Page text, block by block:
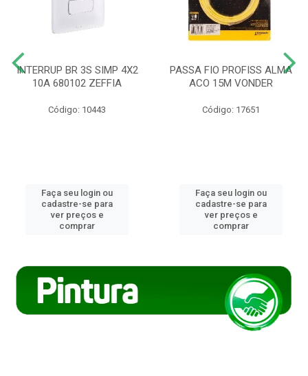
INTERRUP BR 3S SIMP 4X2
10A 680102 ZEFFIA
Código: 10443
Faça seu login ou
cadastre-se para
ver preços e
comprar
PASSA FIO PROFISS ALMA
ACO 15M VONDER
Código: 17651
Faça seu login ou
cadastre-se para
ver preços e
comprar